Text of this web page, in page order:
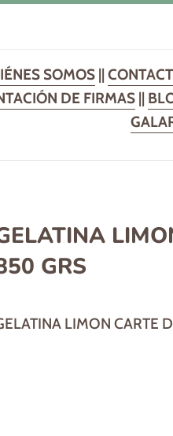
SOMOS ||
DE FIRMAS ||
GRS
LIMON CARTE